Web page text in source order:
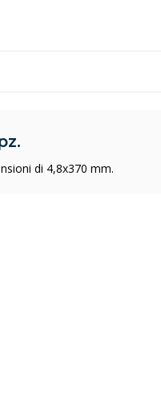
di 4,8x370 mm.